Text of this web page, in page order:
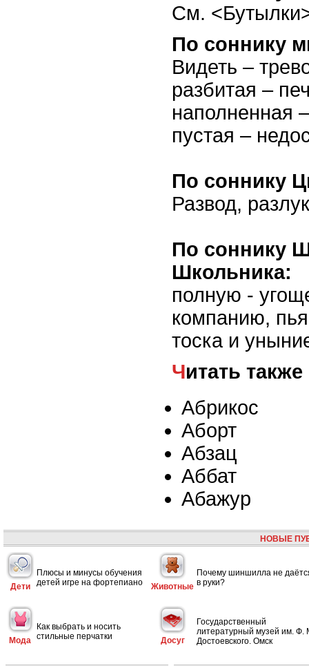
См.
По соннику
Видеть –
разбитая –
наполненная
пустая –
По соннику
Развод,
По соннику
Школьника:
полную -
компанию,
тоска и
Читать также
Абрикос
Аборт
Абзац
Аббат
Абажур
НОВЫЕ
Дети
Плюсы и минусы обучения
детей игре на фортепиано
Животные
Почему шиншилла не
в руки?
Мода
Как выбрать и носить
стильные перчатки
Досуг
Государственный
литературный музей им. Ф.
Достоевского. Омск